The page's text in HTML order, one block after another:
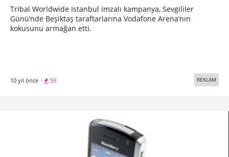
Tribal Worldwide Istanbul imzalı kampanya, Sevgililer
Günü’nde Beşiktaş taraftarlarına Vodafone Arena’nın
kokusunu armağan etti.
10 yıl önce · 59 REKLAM